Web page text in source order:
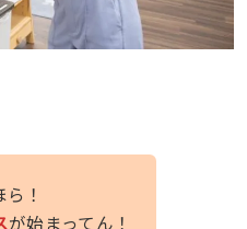
！
が始まってん！